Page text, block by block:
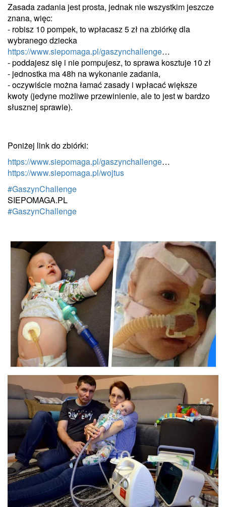
Unmute
Zasada zadania jest prosta, jednak nie wszystkim jeszcze
znana, więc:
- robisz 10 pompek, to wpłacasz 5 zł na zbiórkę dla
wybranego dziecka
https://www.siepomaga.pl/gaszynchallenge…
- poddajesz się i nie pompujesz, to sprawa kosztuje 10 zł
- jednostka ma 48h na wykonanie zadania,
- oczywiście można łamać zasady i wpłacać większe
kwoty (jedyne możliwe przewinienie, ale to jest w bardzo
słusznej sprawie).
Poniżej link do zbiórki:
https://www.siepomaga.pl/gaszynchallenge…
https://www.siepomaga.pl/wojtus
#GaszynChallenge
SIEPOMAGA.PL
#GaszynChallenge